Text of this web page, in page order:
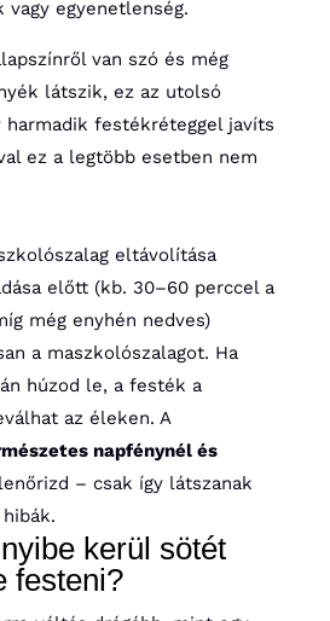
egyenetlenség.
van szó és még
látszik, ez az utolsó
harmadik festékréteggel javíts
ez a legtöbb esetben nem
eltávolítása
előtt (kb. 30–60 perccel a
még enyhén nedves)
a maszkolószalagot. Ha
húzod le, a festék a
az éleken. A
napfénynél és
– csak így látszanak
kerül sötét
festeni?